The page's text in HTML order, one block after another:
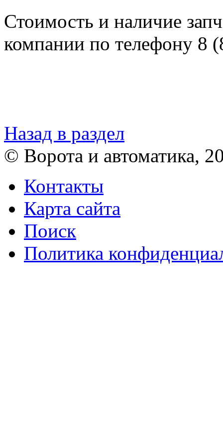
Стоимость и наличие
компании по телефону 8
Назад в раздел
© Ворота и автоматика,
Контакты
Карта сайта
Поиск
Политика